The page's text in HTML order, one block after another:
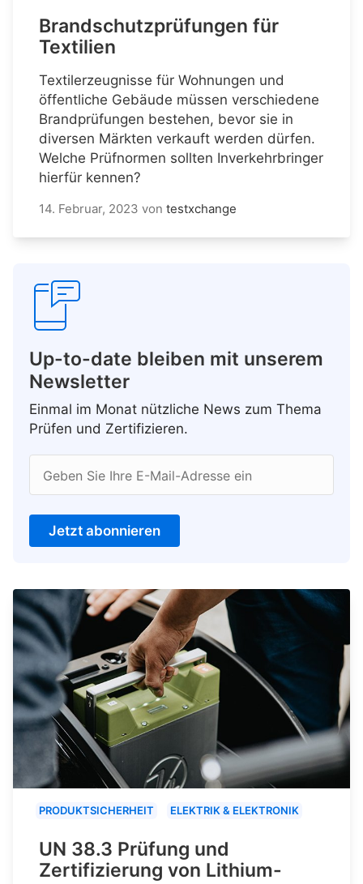
Brandschutzprüfungen für
Textilien
Textilerzeugnisse für Wohnungen und
öffentliche Gebäude müssen verschiedene
Brandprüfungen bestehen, bevor sie in
diversen Märkten verkauft werden dürfen.
Welche Prüfnormen sollten Inverkehrbringer
hierfür kennen?
14. Februar, 2023 von testxchange
Up-to-date bleiben mit unserem
Newsletter
Einmal im Monat nützliche News zum Thema
Prüfen und Zertifizieren.
Geben Sie Ihre E-Mail-Adresse ein
Jetzt abonnieren
PRODUKTSICHERHEIT ELEKTRIK & ELEKTRONIK
UN 38.3 Prüfung und
Zertifizierung von Lithium-